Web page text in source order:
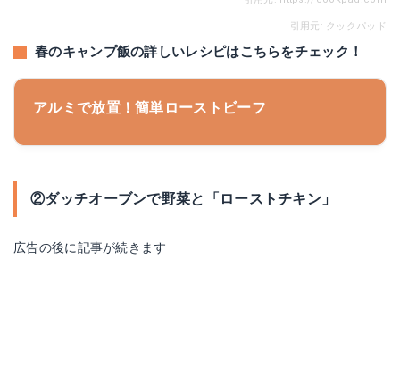
引用元: クックパッド
春のキャンプ飯の詳しいレシピはこちらをチェック！
アルミで放置！簡単ローストビーフ
②ダッチオーブンで野菜と「ローストチキン」
広告の後に記事が続きます